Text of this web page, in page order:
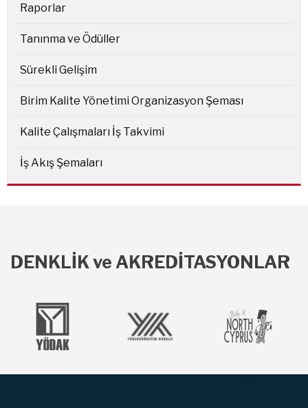
Raporlar
Tanınma ve Ödüller
Sürekli Gelişim
Birim Kalite Yönetimi Organizasyon Şeması
Kalite Çalışmaları İş Takvimi
İş Akış Şemaları
DENKLİK ve AKREDİTASYONLAR